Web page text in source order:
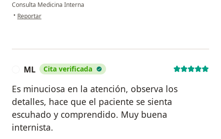
Consulta Medicina Interna
• en opinión del usuario Janneth
Reportar
ML Cita verificada
Es minuciosa en la atención, observa los
detalles, hace que el paciente se sienta
escuhado y comprendido. Muy buena
internista.